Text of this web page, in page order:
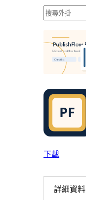
搜
外
下載
詳細資料